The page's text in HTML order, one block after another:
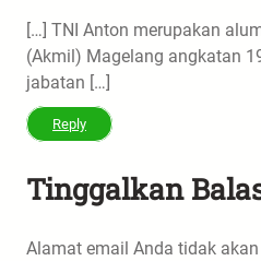
[…] TNI Anton merupakan
(Akmil) Magelang angkatan
jabatan […]
Reply
Tinggalkan
Alamat email Anda tidak